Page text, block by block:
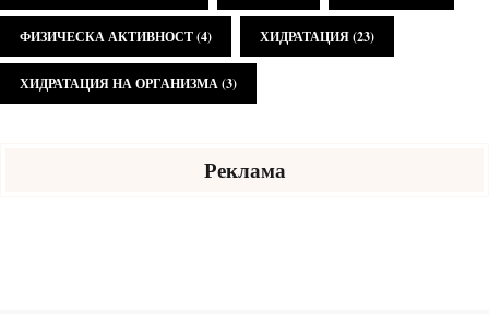
ФИЗИЧЕСКА АКТИВНОСТ(4) ХИДРАТАЦИЯ(23)
ХИДРАТАЦИЯ НА ОРГАНИЗМА(3)
Реклама